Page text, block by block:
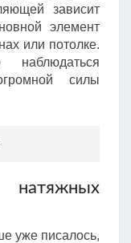
зависит
элемент
или потолке.
силы
уже писалось,